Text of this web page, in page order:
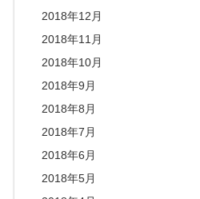
2018年12月
2018年11月
2018年10月
2018年9月
2018年8月
2018年7月
2018年6月
2018年5月